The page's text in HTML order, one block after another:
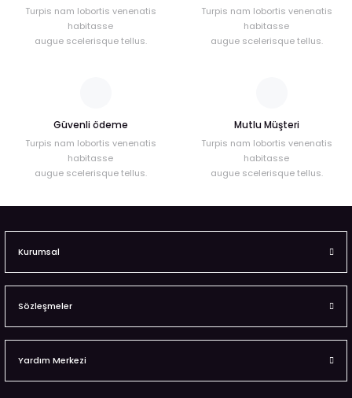
Turpis nam lobortis venenatis
habitasse
augue scelerisque tellus.
Turpis nam lobortis venenatis
habitasse
augue scelerisque tellus.
Güvenli ödeme
Turpis nam lobortis venenatis
habitasse
augue scelerisque tellus.
Mutlu Müşteri
Turpis nam lobortis venenatis
habitasse
augue scelerisque tellus.
Kurumsal
Sözleşmeler
Yardım Merkezi